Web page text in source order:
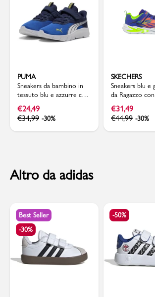
PUMA
Sneakers da bambino in
tessuto blu e azzurre con
logo Puma FlexFocus
€24,49
€34,99 -30%
SKECHERS
Sneakers blu e
da Ragazzo
Skechers Flex
€31,49
€44,99 -30%
Altro da adidas
Best Seller
-30%
-50%